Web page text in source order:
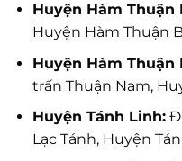
Huyện Hàm Thuận
Huyện Hàm Thuận
Huyện Hàm Thuận
trấn Thuận Nam,
Huyện Tánh Linh:
Lạc Tánh, Huyện